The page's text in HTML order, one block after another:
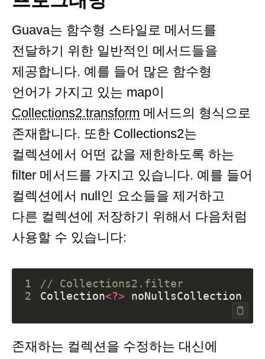
Guava는 함수형 스타일로 메서드를
전달하기 위한 일반적인 메서드들을
제공합니다. 예를 들어 많은 함수형
언어가 가지고 있는 map이
Collections2.transform 메서드의 형식으로
존재합니다. 또한 Collections2는
컬렉션에서 어떤 값을 제한하도록 하는
filter 메서드를 가지고 있습니다. 예를 들어
컬렉션에서 null인 요소들을 제거하고
다른 컬렉션에 저장하기 위해서 다음처럼
사용할 수 있습니다:
1
// Collections2.filter
2
Collection<?> noNullsCollection
존재하는 컬렉션을 수정하는 대신에